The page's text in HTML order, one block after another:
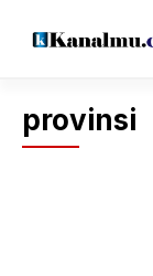
provinsi